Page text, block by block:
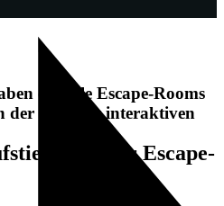
digitale Escape-Rooms
der Welt der interaktiven
digitaler Escape-